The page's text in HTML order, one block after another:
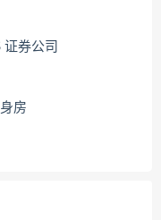
证券公司
房